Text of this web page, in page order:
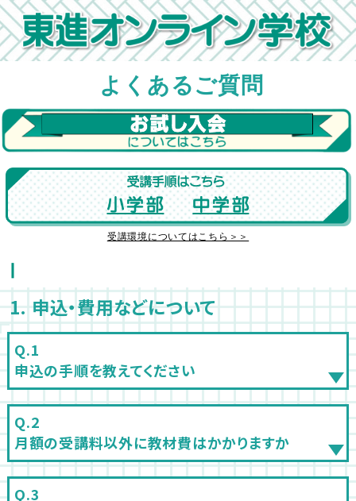
よくあるご質問
受講環境についてはこちら＞＞
Ⅰ
1. 申込・費用などについて
申込の手順を教えてください
月額の受講料以外に教材費はかかりますか